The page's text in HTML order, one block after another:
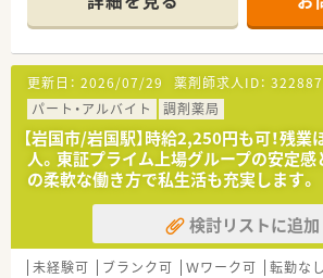
【店舗情報と応需状況について】
■山口県岩国市の中心部に位置しており
モールや市役所も揃う利便性の高い立地
■近隣の耳鼻咽喉科クリニックから処方
り、1日あたり約90枚を応需しています。
■花粉症の季節となる2月から4月頃が繁
制が整っているため協力して業務に当たり
【募集背景と求める人物像について】
■今回は欠員補充のための募集となってお
たいという意欲のある方を求めています
■家族経営ならではの温かい雰囲気を大
と円滑なコミュニケーションが取れる方
■未経験やブランクがある方も歓迎して
更新日： 2026/07/29 薬剤師求人ID： 322887
パート・アルバイト
調剤薬局
【岩国市/岩国駅】時給2,250円も可！残
人。東証プライム上場グループの安定感
の柔軟な働き方で私生活も充実します。
検討リストに追加
未経験可 ブランク可 Ｗワーク可 転勤なし